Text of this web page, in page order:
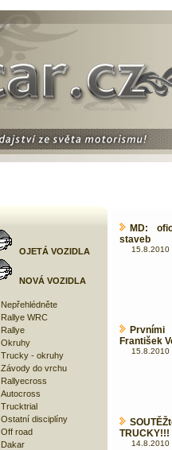
OJETÁ VOZIDLA
NOVÁ VOZIDLA
Nepřehlédněte
Rallye WRC
Rallye
Okruhy
Trucky - okruhy
Závody do vrchu
Rallyecross
Autocross
Trucktrial
Ostatní disciplíny
Off road
Dakar
MD:
staveb
15.8.2010
František
15.8.2010
TRUCKY!!!
14.8.2010